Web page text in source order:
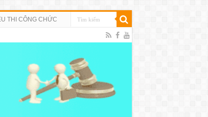
THI CÔNG CHỨC